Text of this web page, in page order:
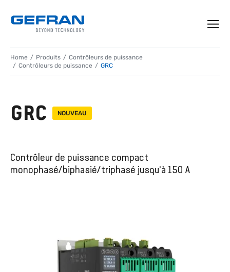
Home Produits
Contrôleurs de puissance
Contrôleurs de puissance
GRC
GRC NOUVEAU
Contrôleur de puissance compact
monophasé/biphasié/triphasé jusqu'à 150 A